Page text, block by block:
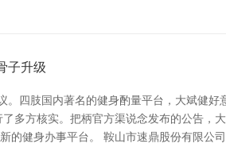
子升级
。四肢国内著名的健身酌量平台，大斌健
多方核实。把柄官方渠说念发布的公告
的健身办事平台。 鞍山市速鼎股份有限公